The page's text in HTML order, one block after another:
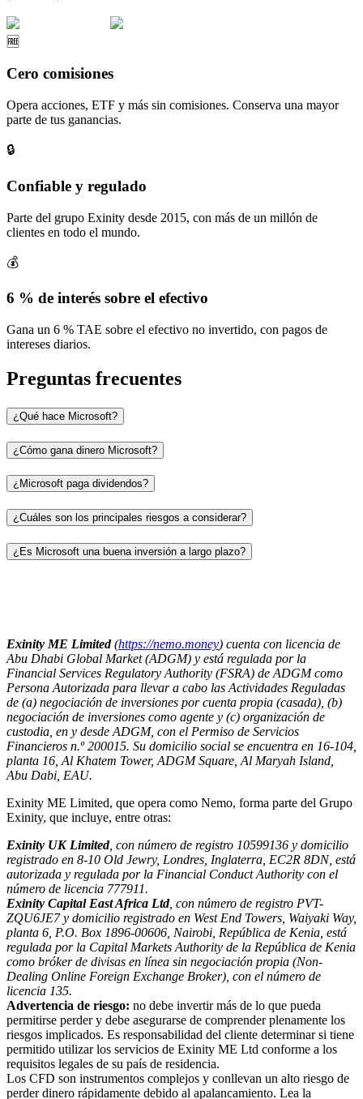
🆓
Cero comisiones
Opera acciones, ETF y más sin comisiones. Conserva una mayor
parte de tus ganancias.
🔒
Confiable y regulado
Parte del grupo Exinity desde 2015, con más de un millón de
clientes en todo el mundo.
💰
6 % de interés sobre el efectivo
Gana un 6 % TAE sobre el efectivo no invertido, con pagos de
intereses diarios.
Preguntas frecuentes
¿Qué hace Microsoft?
¿Cómo gana dinero Microsoft?
¿Microsoft paga dividendos?
¿Cuáles son los principales riesgos a considerar?
¿Es Microsoft una buena inversión a largo plazo?
Exinity ME Limited(https://nemo.money) cuenta con licencia de
Abu Dhabi Global Market (ADGM) y está regulada por la
Financial Services Regulatory Authority (FSRA) de ADGM como
Persona Autorizada para llevar a cabo las Actividades Reguladas
de (a) negociación de inversiones por cuenta propia (casada), (b)
negociación de inversiones como agente y (c) organización de
custodia, en y desde ADGM, con el Permiso de Servicios
Financieros n.º 200015. Su domicilio social se encuentra en 16-104,
planta 16, Al Khatem Tower, ADGM Square, Al Maryah Island,
Abu Dabi, EAU.
Exinity ME Limited, que opera como Nemo, forma parte del Grupo
Exinity, que incluye, entre otras:
Exinity UK Limited, con número de registro 10599136 y domicilio
registrado en 8-10 Old Jewry, Londres, Inglaterra, EC2R 8DN, está
autorizada y regulada por la Financial Conduct Authority con el
número de licencia 777911.
Exinity Capital East Africa Ltd, con número de registro PVT-
ZQU6JE7 y domicilio registrado en West End Towers, Waiyaki Way,
planta 6, P.O. Box 1896-00606, Nairobi, República de Kenia, está
regulada por la Capital Markets Authority de la República de Kenia
como bróker de divisas en línea sin negociación propia (Non-
Dealing Online Foreign Exchange Broker), con el número de
licencia 135.
Advertencia de riesgo: no debe invertir más de lo que pueda
permitirse perder y debe asegurarse de comprender plenamente los
riesgos implicados. Es responsabilidad del cliente determinar si tiene
permitido utilizar los servicios de Exinity ME Ltd conforme a los
requisitos legales de su país de residencia.
Los CFD son instrumentos complejos y conllevan un alto riesgo de
perder dinero rápidamente debido al apalancamiento. Lea la